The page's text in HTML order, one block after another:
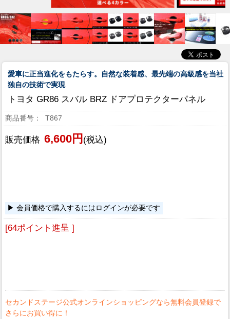
愛車に正当進化をもたらす。自然な装着感、最先端の高級感を当社
独自の技術で実現
トヨタ GR86 スバル BRZ ドアプロテクターパネル
T867
販売価格 6,600円 (税込)
会員価格で購入するにはログインが必要です
[64ポイント進呈 ]